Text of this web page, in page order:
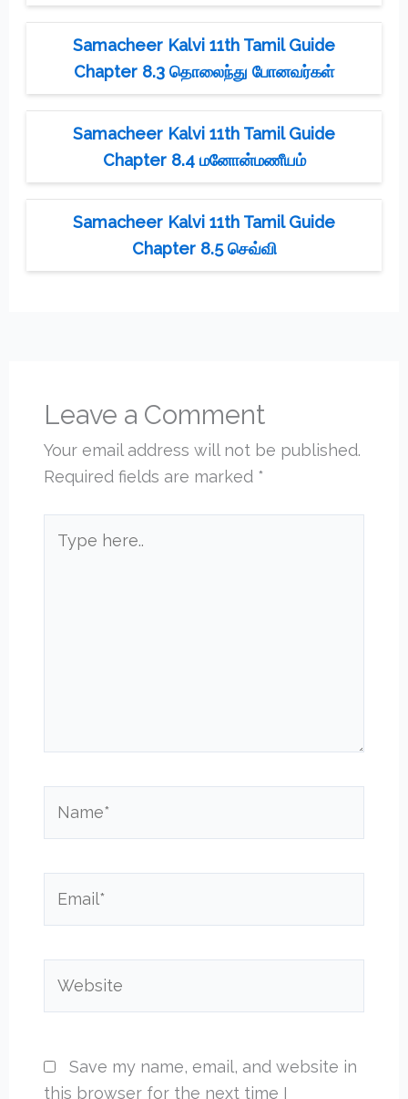
Samacheer Kalvi 11th Tamil Guide
Chapter 8.3 தொலைந்து போனவர்கள்
Samacheer Kalvi 11th Tamil Guide
Chapter 8.4 மனோன்மணீயம்
Samacheer Kalvi 11th Tamil Guide
Chapter 8.5 செவ்வி
Leave a Comment
Your email address will not be published.
Required fields are marked *
here..
Save my name, email, and website in
this browser for the next time I